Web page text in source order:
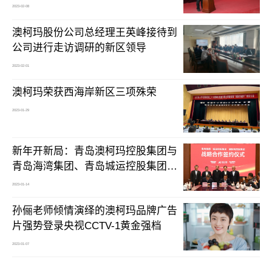
2023-02-08
澳柯玛股份公司总经理王英峰接待到
公司进行走访调研的新区领导
2023-02-01
澳柯玛荣获西海岸新区三项殊荣
2023-01-29
新年开新局：青岛澳柯玛控股集团与
青岛海湾集团、青岛城运控股集团签
署战略合作框架协议
2023-01-14
孙俪老师倾情演绎的澳柯玛品牌广告
片强势登录央视CCTV-1黄金强档
2023-01-07